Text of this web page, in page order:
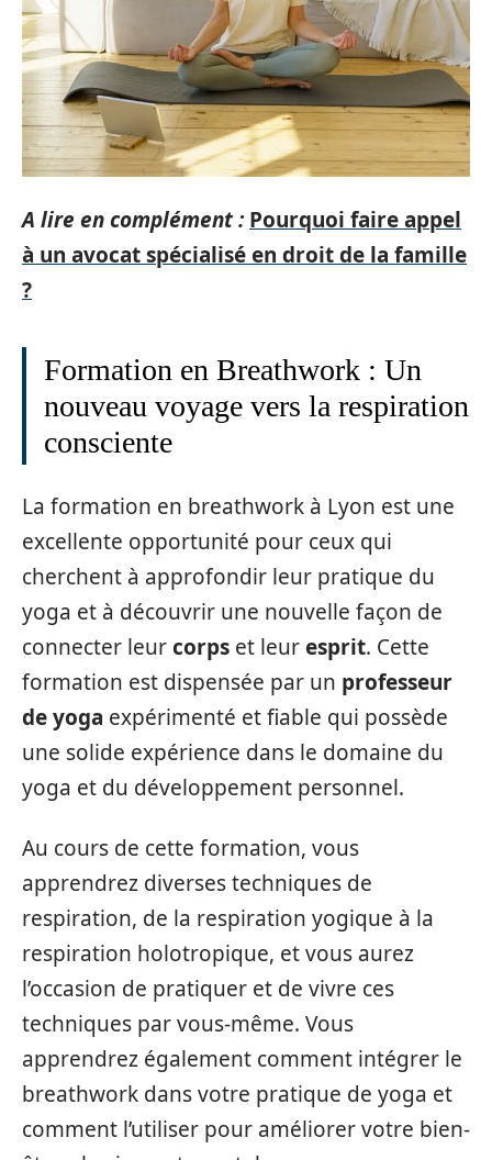
A lire en complément : Pourquoi faire appel
à un avocat spécialisé en droit de la famille
?
Formation en Breathwork : Un
nouveau voyage vers la respiration
consciente
La formation en breathwork à Lyon est une
excellente opportunité pour ceux qui
cherchent à approfondir leur pratique du
yoga et à découvrir une nouvelle façon de
connecter leurcorps et leuresprit. Cette
formation est dispensée par un professeur
de yoga expérimenté et fiable qui possède
une solide expérience dans le domaine du
yoga et du développement personnel.
Au cours de cette formation, vous
apprendrez diverses techniques de
respiration, de la respiration yogique à la
respiration holotropique, et vous aurez
l’occasion de pratiquer et de vivre ces
techniques par vous-même. Vous
apprendrez également comment intégrer le
breathwork dans votre pratique de yoga et
comment l’utiliser pour améliorer votre bien-